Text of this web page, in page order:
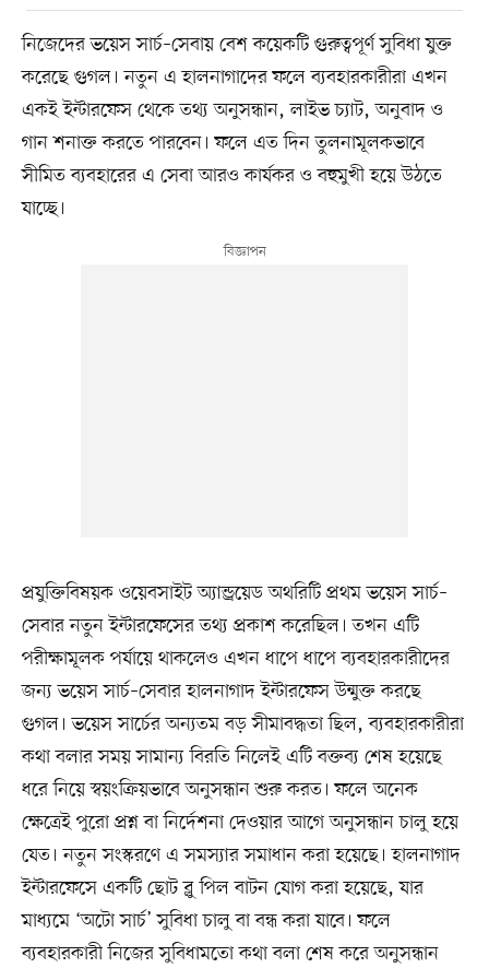
নিজেদের ভয়েস সার্চ–সেবায় বেশ কয়েকটি গুরুত্বপূর্ণ সুবিধা যুক্ত
করেছে গুগল। নতুন এ হালনাগাদের ফলে ব্যবহারকারীরা এখন
একই ইন্টারফেস থেকে তথ্য অনুসন্ধান, লাইভ চ্যাট, অনুবাদ ও
গান শনাক্ত করতে পারবেন। ফলে এত দিন তুলনামূলকভাবে
সীমিত ব্যবহারের এ সেবা আরও কার্যকর ও বহুমুখী হয়ে উঠতে
যাচ্ছে।
প্রযুক্তিবিষয়ক ওয়েবসাইট অ্যান্ড্রয়েড অথরিটি প্রথম ভয়েস সার্চ–
সেবার নতুন ইন্টারফেসের তথ্য প্রকাশ করেছিল। তখন এটি
পরীক্ষামূলক পর্যায়ে থাকলেও এখন ধাপে ধাপে ব্যবহারকারীদের
জন্য ভয়েস সার্চ–সেবার হালনাগাদ ইন্টারফেস উন্মুক্ত করছে
গুগল। ভয়েস সার্চের অন্যতম বড় সীমাবদ্ধতা ছিল, ব্যবহারকারীরা
কথা বলার সময় সামান্য বিরতি নিলেই এটি বক্তব্য শেষ হয়েছে
ধরে নিয়ে স্বয়ংক্রিয়ভাবে অনুসন্ধান শুরু করত। ফলে অনেক
ক্ষেত্রেই পুরো প্রশ্ন বা নির্দেশনা দেওয়ার আগে অনুসন্ধান চালু হয়ে
যেত। নতুন সংস্করণে এ সমস্যার সমাধান করা হয়েছে। হালনাগাদ
ইন্টারফেসে একটি ছোট ব্লু পিল বাটন যোগ করা হয়েছে, যার
মাধ্যমে ‘অটো সার্চ’ সুবিধা চালু বা বন্ধ করা যাবে। ফলে
ব্যবহারকারী নিজের সুবিধামতো কথা বলা শেষ করে অনুসন্ধান